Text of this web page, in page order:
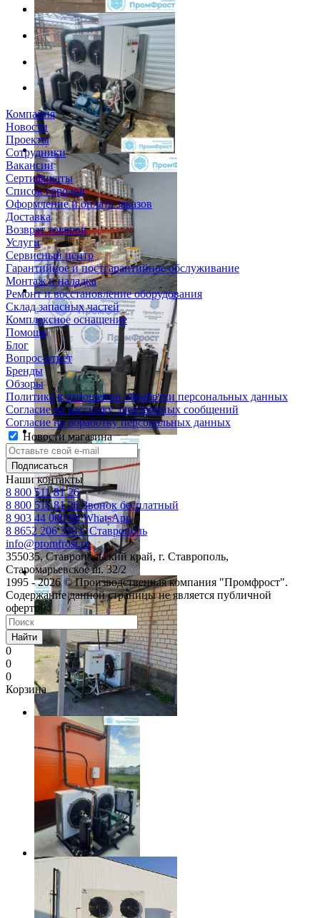
Компания
Новости
Проекты
Сотрудники
Вакансии
Сертификаты
Список городов
Оформление и оплата заказов
Доставка
Возврат товаров
Услуги
Сервисный центр
Гарантийное и постгарантийное обслуживание
Монтаж и наладка
Ремонт и восстановление оборудования
Склад запасных частей
Комплексное оснащение
Помощь
Блог
Вопрос-ответ
Бренды
Обзоры
Политика в отношении обработки персональных данных
Согласие на рассылку электронных сообщений
Согласие на обработку персональных данных
Новости магазина
Наши контакты
8 800 511 81 26
8 800 511 81 26Звонок бесплатный
8 903 44 000 60WhatsАpp
8 8652 206 310г. Ставрополь
info@promfrost.ru
355035, Ставропольский край, г. Ставрополь,
Старомарьевское ш. 32/2
1995 - 2026 © Производственная компания "Промфрост".
Содержание данной страницы не является публичной
офертой.
Найти
0
0
0
Корзина